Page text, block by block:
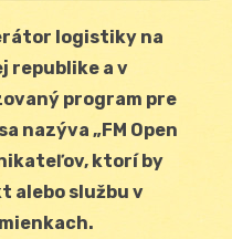
logistiky na
republike a v
program pre
nazýva „FM Open
ktorí by
alebo službu v